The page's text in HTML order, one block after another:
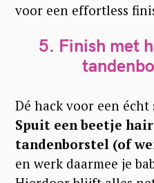
voor een effortless
5. Finish met
Dé hack voor een
Spuit een beetje
tandenborstel (of
en werk daarmee je